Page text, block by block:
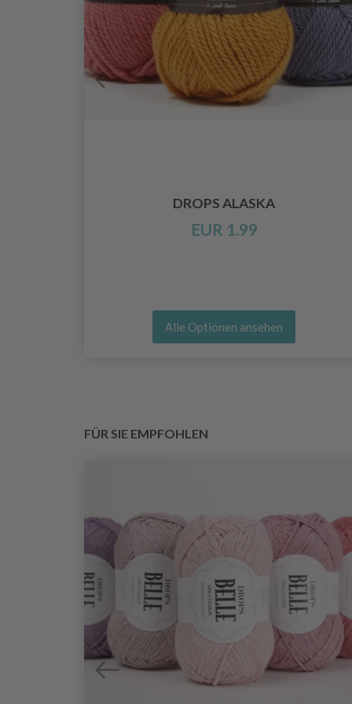
DROPS ALASKA
EUR 1.99
Alle Optionen ansehen
FÜR SIE EMPFOHLEN